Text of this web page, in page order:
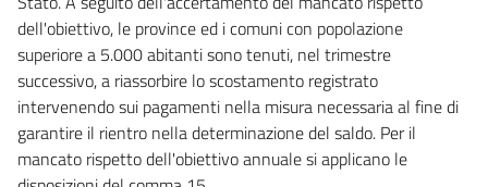
dell'obiettivo, le province ed i comuni con popolazione
superiore a 5.000 abitanti sono tenuti, nel trimestre
successivo, a riassorbire lo scostamento registrato
intervenendo sui pagamenti nella misura necessaria al fine di
garantire il rientro nella determinazione del saldo. Per il
mancato rispetto dell'obiettivo annuale si applicano le